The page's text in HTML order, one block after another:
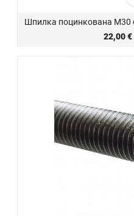
Шпилка поцинкована М30
22,00 €